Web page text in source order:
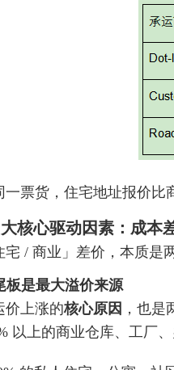
一票货，住宅地址报价比
核心驱动因素：成本
宅 / 商业」差价，本质是
板是最大溢价来源
价上涨的核心原因 ，也是
以上的商业仓库、工厂